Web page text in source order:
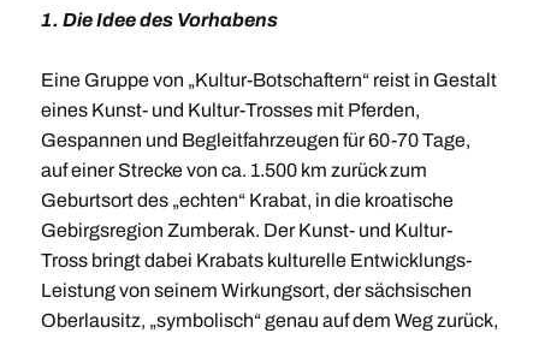
1. Die Idee des Vorhabens
Eine Gruppe von „Kultur-Botschaftern“ reist in Gestalt
eines Kunst- und Kultur-Trosses mit Pferden,
Gespannen und Begleitfahrzeugen für 60-70 Tage,
auf einer Strecke von ca. 1.500 km zurück zum
Geburtsort des „echten“ Krabat, in die kroatische
Gebirgsregion Zumberak. Der Kunst- und Kultur-
Tross bringt dabei Krabats kulturelle Entwicklungs-
Leistung von seinem Wirkungsort, der sächsischen
Oberlausitz, „symbolisch“ genau auf dem Weg zurück,